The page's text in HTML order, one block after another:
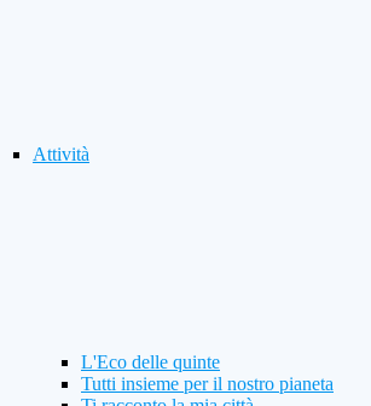
Attività
L'Eco delle quinte
Tutti insieme per il nostro pianeta